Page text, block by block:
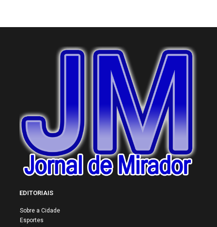
EDITORIAIS
Sobre a Cidade
Esportes